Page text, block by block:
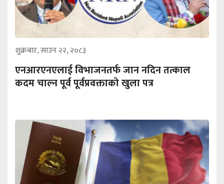
शुक्रबार, साउन २२, २०८३
एनआरएनएलाई विभाजनतर्फ जान नदिन तत्काल
कदम चाल्न पूर्व पूर्वप्रवक्ताको खुला पत्र